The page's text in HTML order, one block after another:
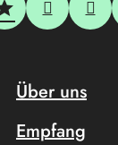
Über uns
Empfang